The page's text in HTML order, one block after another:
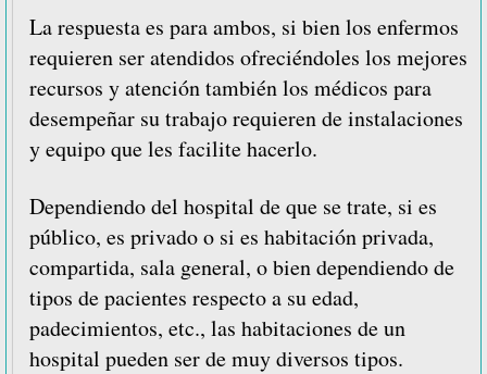
La respuesta es para ambos, si bien los enfermos
requieren ser atendidos ofreciéndoles los mejores
recursos y atención también los médicos para
desempeñar su trabajo requieren de instalaciones
y equipo que les facilite hacerlo.
Dependiendo del hospital de que se trate, si es
público, es privado o si es habitación privada,
compartida, sala general, o bien dependiendo de
tipos de pacientes respecto a su edad,
padecimientos, etc., las habitaciones de un
hospital pueden ser de muy diversos tipos.